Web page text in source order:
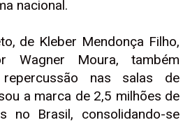
nacional.
de Kleber Mendonça Filho,
Wagner Moura, também
nas salas de
a marca de 2,5 milhões de
no Brasil, consolidando-se